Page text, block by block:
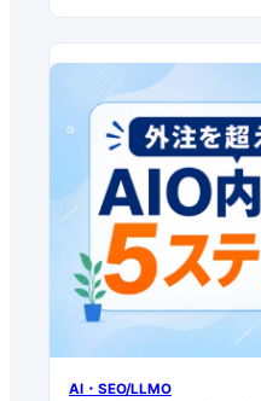
AI・SEO/LLMO